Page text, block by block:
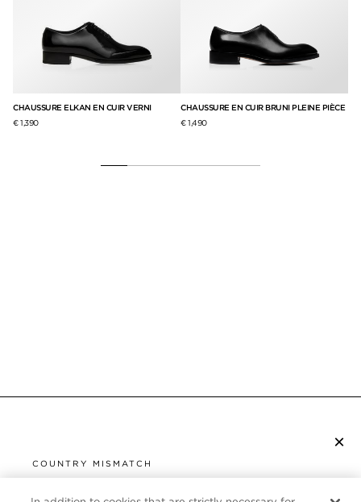
CHAUSSURE ELKAN EN CUIR VERNI
€ 1,390
CHAUSSURE EN CUIR BRUNI PLEINE PIÈCE
€ 1,490
×
COUNTRY MISMATCH